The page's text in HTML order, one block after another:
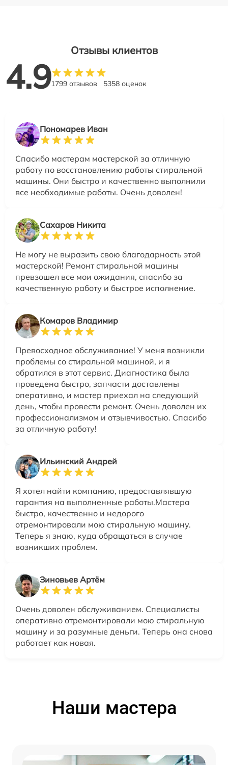
Отзывы клиентов
4.91799 отзывов 5358 оценок
Пономарев Иван
Спасибо мастерам мастерской за отличную
работу по восстановлению работы стиральной
машины. Они быстро и качественно выполнили
все необходимые работы. Очень доволен!
Сахаров Никита
Не могу не выразить свою благодарность этой
мастерской! Ремонт стиральной машины
превзошел все мои ожидания, спасибо за
качественную работу и быстрое исполнение.
Комаров Владимир
Превосходное обслуживание! У меня возникли
проблемы со стиральной машиной, и я
обратился в этот сервис. Диагностика была
проведена быстро, запчасти доставлены
оперативно, и мастер приехал на следующий
день, чтобы провести ремонт. Очень доволен их
профессионализмом и отзывчивостью. Спасибо
за отличную работу!
Ильинский Андрей
Я хотел найти компанию, предоставлявшую
гарантия на выполненные работы.Мастера
быстро, качественно и недорого
отремонтировали мою стиральную машину.
Теперь я знаю, куда обращаться в случае
возникших проблем.
Зиновьев Артём
Очень доволен обслуживанием. Специалисты
оперативно отремонтировали мою стиральную
машину и за разумные деньги. Теперь она снова
работает как новая.
Наши мастера